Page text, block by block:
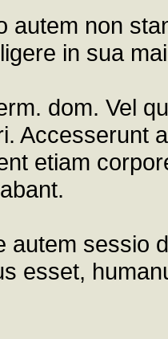
autem non
in sua
dom. Vel
Accesserunt
etiam
autem sessio
esset,